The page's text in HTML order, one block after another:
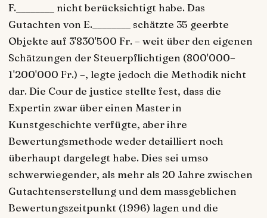
F.________ nicht berücksichtigt habe. Das
Gutachten von E.________ schätzte 35 geerbte
Objekte auf 3'830'500 Fr. – weit über den eigenen
Schätzungen der Steuerpflichtigen (800'000–
1'200'000 Fr.) –, legte jedoch die Methodik nicht
dar. Die Cour de justice stellte fest, dass die
Expertin zwar über einen Master in
Kunstgeschichte verfügte, aber ihre
Bewertungsmethode weder detailliert noch
überhaupt dargelegt habe. Dies sei umso
schwerwiegender, als mehr als 20 Jahre zwischen
Gutachtenserstellung und dem massgeblichen
Bewertungszeitpunkt (1996) lagen und die